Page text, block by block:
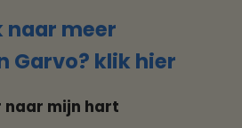
naar meer
Garvo? klik hier
naar mijn hart